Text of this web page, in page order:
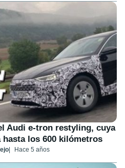
Audi e-tron restyling, cuya
los 600 kilómetros
Hace 5 años